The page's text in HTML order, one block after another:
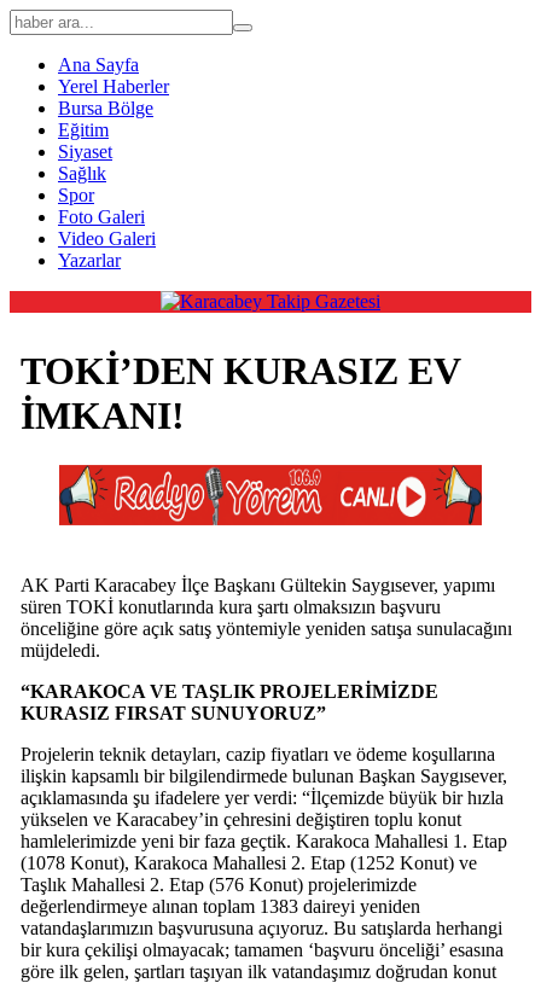
Ana Sayfa
Yerel Haberler
Bursa Bölge
Eğitim
Siyaset
Sağlık
Spor
Foto Galeri
Video Galeri
Yazarlar
TOKİ’DEN KURASIZ EV
İMKANI!
AK Parti Karacabey İlçe Başkanı Gültekin Saygısever, yapımı
süren TOKİ konutlarında kura şartı olmaksızın başvuru
önceliğine göre açık satış yöntemiyle yeniden satışa sunulacağını
müjdeledi.
“KARAKOCA VE TAŞLIK PROJELERİMİZDE
KURASIZ FIRSAT SUNUYORUZ”
Projelerin teknik detayları, cazip fiyatları ve ödeme koşullarına
ilişkin kapsamlı bir bilgilendirmede bulunan Başkan Saygısever,
açıklamasında şu ifadelere yer verdi: “İlçemizde büyük bir hızla
yükselen ve Karacabey’in çehresini değiştiren toplu konut
hamlelerimizde yeni bir faza geçtik. Karakoca Mahallesi 1. Etap
(1078 Konut), Karakoca Mahallesi 2. Etap (1252 Konut) ve
Taşlık Mahallesi 2. Etap (576 Konut) projelerimizde
değerlendirmeye alınan toplam 1383 daireyi yeniden
vatandaşlarımızın başvurusuna açıyoruz. Bu satışlarda herhangi
bir kura çekilişi olmayacak; tamamen ‘başvuru önceliği’ esasına
göre ilk gelen, şartları taşıyan ilk vatandaşımız doğrudan konut